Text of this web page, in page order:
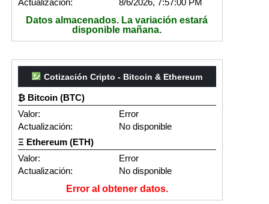
Actualización:
8/6/2026, 7:57:00 PM
Datos almacenados. La variación estará
disponible mañana.
Cotización Cripto - Bitcoin & Ethereum
₿ Bitcoin (BTC)
Valor:
Error
Actualización:
No disponible
Ξ Ethereum (ETH)
Valor:
Error
Actualización:
No disponible
Error al obtener datos.